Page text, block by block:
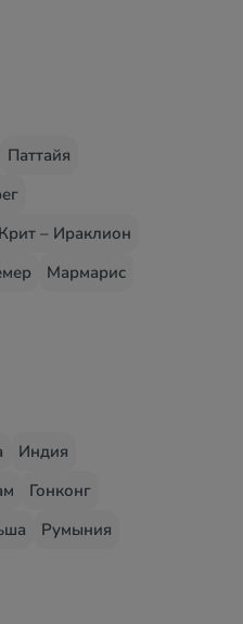
Паттайя
– Ираклион
Мармарис
Индия
Гонконг
Румыния